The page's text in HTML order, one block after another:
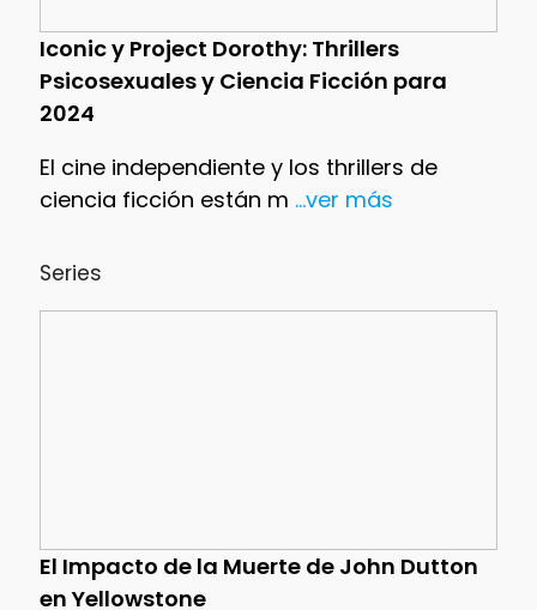
Iconic y Project Dorothy: Thrillers
Psicosexuales y Ciencia Ficción para
2024
El cine independiente y los thrillers de
ciencia ficción están m ...ver más
Series
El Impacto de la Muerte de John Dutton
en Yellowstone